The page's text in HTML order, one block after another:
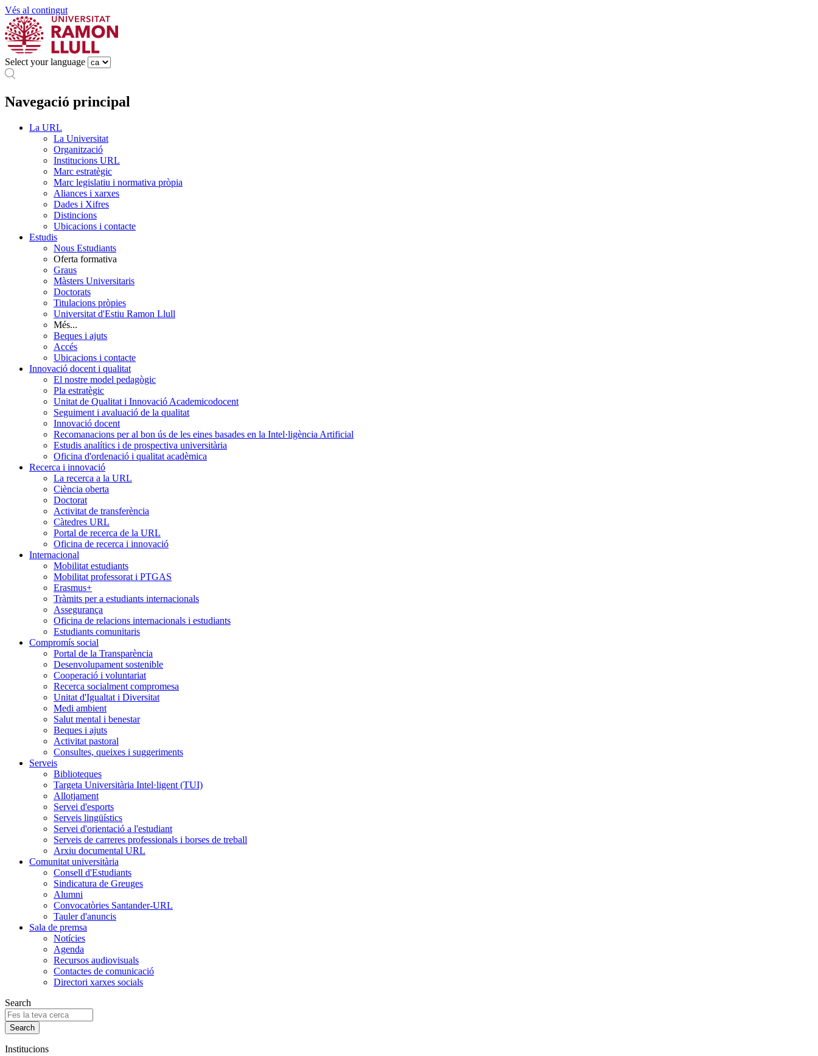
Vés al contingut
Select your language
Navegació principal
La URL
La Universitat
Organització
Institucions URL
Marc estratègic
Marc legislatiu i normativa pròpia
Aliances i xarxes
Dades i Xifres
Distincions
Ubicacions i contacte
Estudis
Nous Estudiants
Oferta formativa
Graus
Màsters Universitaris
Doctorats
Titulacions pròpies
Universitat d'Estiu Ramon Llull
Més...
Beques i ajuts
Accés
Ubicacions i contacte
Innovació docent i qualitat
El nostre model pedagògic
Pla estratègic
Unitat de Qualitat i Innovació Academicodocent
Seguiment i avaluació de la qualitat
Innovació docent
Recomanacions per al bon ús de les eines basades en la Intel·ligència Artificial
Estudis analítics i de prospectiva universitària
Oficina d'ordenació i qualitat acadèmica
Recerca i innovació
La recerca a la URL
Ciència oberta
Doctorat
Activitat de transferència
Càtedres URL
Portal de recerca de la URL
Oficina de recerca i innovació
Internacional
Mobilitat estudiants
Mobilitat professorat i PTGAS
Erasmus+
Tràmits per a estudiants internacionals
Assegurança
Oficina de relacions internacionals i estudiants
Estudiants comunitaris
Compromís social
Portal de la Transparència
Desenvolupament sostenible
Cooperació i voluntariat
Recerca socialment compromesa
Unitat d'Igualtat i Diversitat
Medi ambient
Salut mental i benestar
Beques i ajuts
Activitat pastoral
Consultes, queixes i suggeriments
Serveis
Biblioteques
Targeta Universitària Intel·ligent (TUI)
Allotjament
Servei d'esports
Serveis lingüístics
Servei d'orientació a l'estudiant
Serveis de carreres professionals i borses de treball
Arxiu documental URL
Comunitat universitària
Consell d'Estudiants
Sindicatura de Greuges
Alumni
Convocatòries Santander-URL
Tauler d'anuncis
Sala de premsa
Notícies
Agenda
Recursos audiovisuals
Contactes de comunicació
Directori xarxes socials
Search
Institucions